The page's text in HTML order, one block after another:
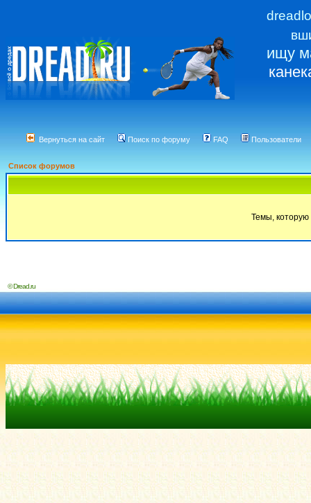
ищу
Вернуться на сайт Поиск по форуму FAQ Пользователи
Список форумов
Темы, которую
© Dread.ru